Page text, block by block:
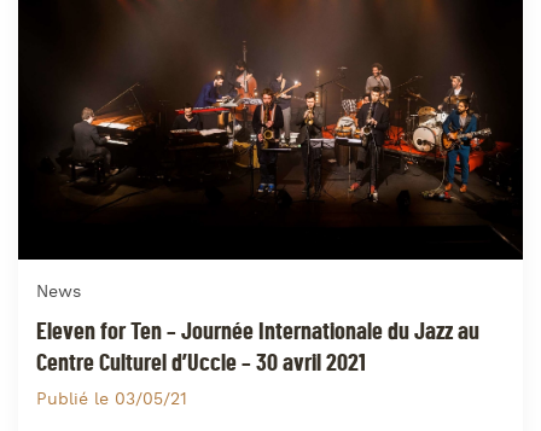
News
Eleven for Ten – Journée Internationale du Jazz au
Centre Culturel d’Uccle – 30 avril 2021
Publié le 03/05/21